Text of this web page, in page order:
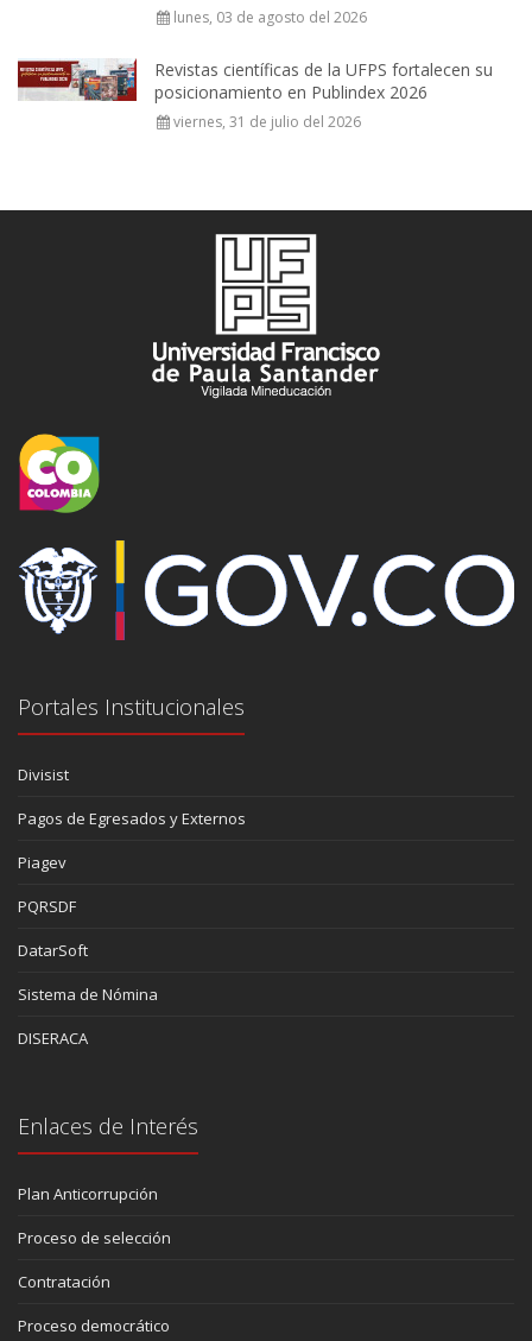
lunes, 03 de agosto del 2026
Revistas científicas de la UFPS fortalecen su
posicionamiento en Publindex 2026
viernes, 31 de julio del 2026
Portales Institucionales
Divisist
Pagos de Egresados y Externos
Piagev
PQRSDF
DatarSoft
Sistema de Nómina
DISERACA
Enlaces de Interés
Plan Anticorrupción
Proceso de selección
Contratación
Proceso democrático